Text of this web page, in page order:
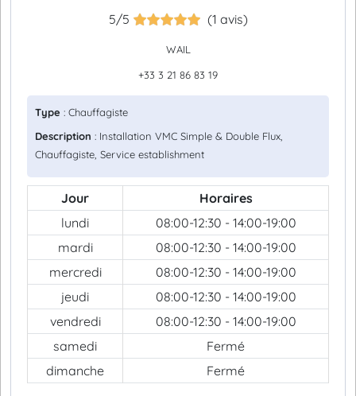
5/5 (1 avis)
WAIL
+33 3 21 86 83 19
Type : Chauffagiste
Description : Installation VMC Simple & Double Flux,
Chauffagiste, Service establishment
Jour
Horaires
lundi
08:00-12:30 - 14:00-19:00
mardi
08:00-12:30 - 14:00-19:00
mercredi
08:00-12:30 - 14:00-19:00
jeudi
08:00-12:30 - 14:00-19:00
vendredi
08:00-12:30 - 14:00-19:00
samedi
Fermé
dimanche
Fermé